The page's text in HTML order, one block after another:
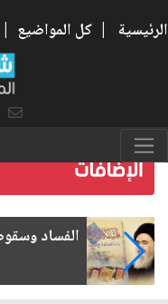
الرئيسية | كل المواضيع |
رواتب